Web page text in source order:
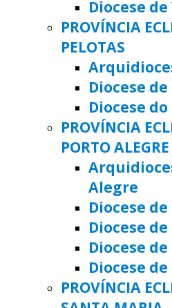
Diocese
PROVÍNCIA
PELOTAS
Diocese de
Diocese
PROVÍNCIA
PORTO ALEGRE
Alegre
Diocese
Diocese
Diocese
Diocese
PROVÍNCIA